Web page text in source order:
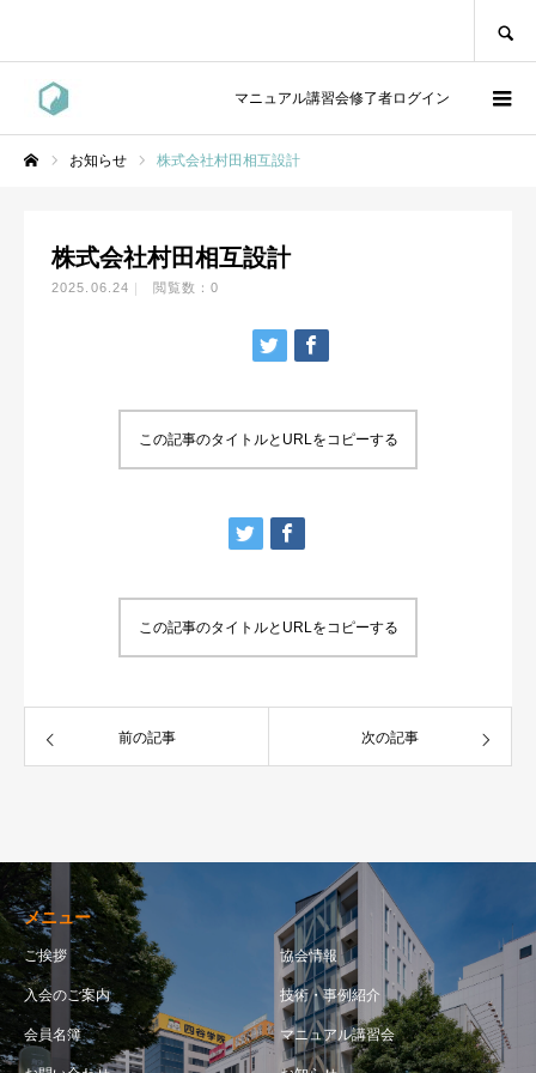
マニュアル講習会修了者ログイン
お知らせ 株式会社村田相互設計
株式会社村田相互設計
2025.06.24 閲覧数：0
この記事のタイトルとURLをコピーする
この記事のタイトルとURLをコピーする
前の記事 次の記事
メニュー
ご挨拶 協会情報
入会のご案内 技術・事例紹介
会員名簿 マニュアル講習会